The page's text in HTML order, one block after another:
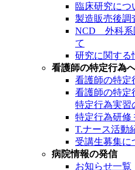
臨床研究につ
製造販売後調
NCD 外科系
て
研究に関する
看護師の特定行為
看護師の特定
看護師の特定
特定行為実習
特定行為研修
T.ナース活動
受講生募集に
病院情報の発信
お知らせ一覧